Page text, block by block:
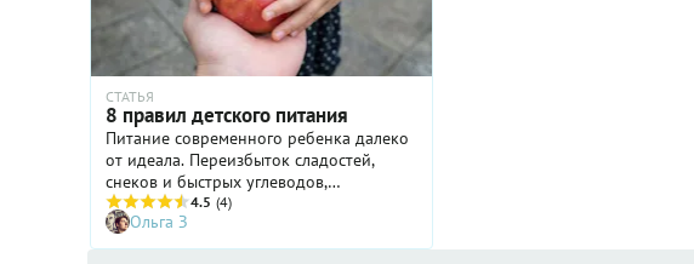
СТАТЬЯ
8 правил детского питания
Питание современного ребенка далеко
от идеала. Переизбыток сладостей,
снеков и быстрых углеводов,
критически маленькое количество
овощей, фруктов и злаковых. Отучить
ребенка, которому уже больше пяти лет,
4.5 (4)
Ольга З